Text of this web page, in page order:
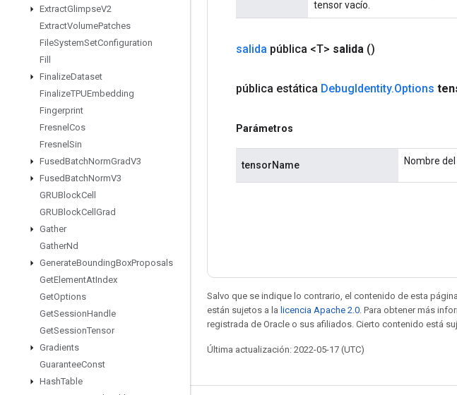
ExtractGlimpseV2
ExtractVolumePatches
FileSystemSetConfiguration
Fill
FinalizeDataset
FinalizeTPUEmbedding
Fingerprint
Fresnel Cos
Fresnel Sin
FusedBatchNormGradV3
FusedBatchNormV3
GRUBlockCell
GRUBlockCell Grad
Gather
GatherNd
GenerateBoundingBoxProposals
GetElementAtIndex
GetOptions
GetSessionHandle
GetSessionTensor
Gradients
GuaranteeConst
HashTable
tensor vacío.
salida pública <T> salida ()
pública estática DebugIdentity.Options
Parámetros
tensorName Nombre
Salvo que se indique lo contrario, el contenido de esta
están sujetos a la licencia Apache 2.0 . Para obtener más
registrada de Oracle o sus afiliados. Cierto contenido está
Última actualización: 2022-05-17 (UTC)